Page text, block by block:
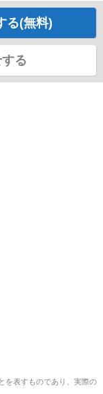
る(無料)
る
を表すものであり、実際の